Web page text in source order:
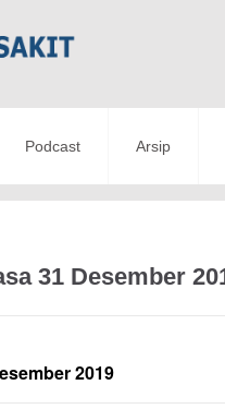
Podcast Arsip
31 Desember
2019